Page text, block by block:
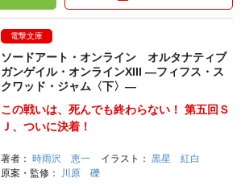
電撃文庫
ソードアート・オンライン オルタナティブ
ガンゲイル・オンラインXIII ―フィフス・ス
クワッド・ジャム〈下〉―
この戦いは、死んでも終わらない！ 第五回Ｓ
Ｊ、ついに決着！
著者： 時雨沢 恵一 イラスト： 黒星 紅白
原案・監修：
川原 礫